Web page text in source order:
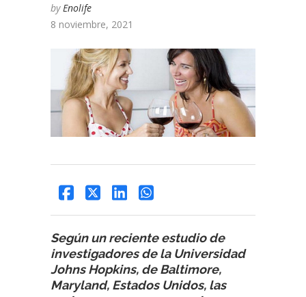
by Enolife
8 noviembre, 2021
Según un reciente estudio de
investigadores de la Universidad
Johns Hopkins, de Baltimore,
Maryland, Estados Unidos, las